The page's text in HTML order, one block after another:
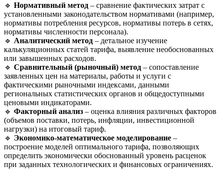
🔹 Нормативный метод – сравнение фактических затрат с
установленными законодательством нормативами (например,
нормативы потребления ресурсов, нормативы потерь в сетях,
нормативы численности персонала).
🔹 Аналитический метод – детальное изучение
калькуляционных статей тарифа, выявление необоснованных
или завышенных расходов.
🔹 Сравнительный (рыночный) метод – сопоставление
заявленных цен на материалы, работы и услуги с
фактическими рыночными индексами, данными
региональных статистических органов и общедоступными
ценовыми индикаторами.
🔹 Факторный анализ – оценка влияния различных факторов
(объемов поставки, потерь, инфляции, инвестиционной
нагрузки) на итоговый тариф.
🔹 Экономико-математическое моделирование –
построение моделей оптимального тарифа, позволяющих
определить экономически обоснованный уровень расценок
при заданных технологических и финансовых ограничениях.